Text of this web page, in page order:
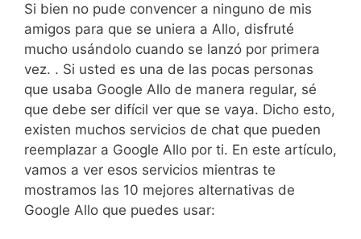
Si bien no pude convencer a ninguno de mis
amigos para que se uniera a Allo, disfruté
mucho usándolo cuando se lanzó por primera
vez. . Si usted es una de las pocas personas
que usaba Google Allo de manera regular, sé
que debe ser difícil ver que se vaya. Dicho esto,
existen muchos servicios de chat que pueden
reemplazar a Google Allo por ti. En este artículo,
vamos a ver esos servicios mientras te
mostramos las 10 mejores alternativas de
Google Allo que puedes usar: